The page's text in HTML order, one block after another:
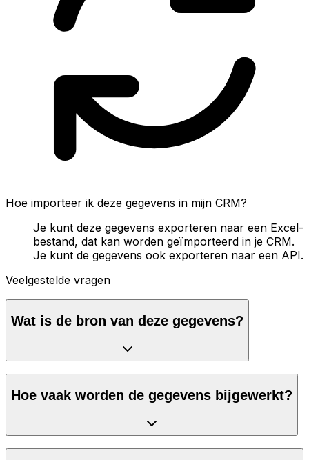
Hoe importeer ik deze gegevens in mijn CRM?
Je kunt deze gegevens exporteren naar een Excel-
bestand, dat kan worden geïmporteerd in je CRM.
Je kunt de gegevens ook exporteren naar een API.
Veelgestelde vragen
Wat is de bron van deze gegevens?
Hoe vaak worden de gegevens bijgewerkt?